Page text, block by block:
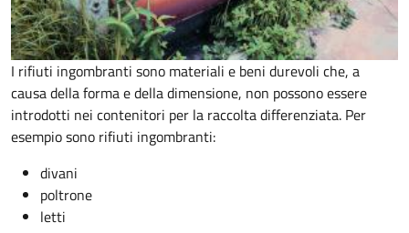
I rifiuti ingombranti sono materiali e beni durevoli che, a
causa della forma e della dimensione, non possono essere
introdotti nei contenitori per la raccolta differenziata. Per
esempio sono rifiuti ingombranti:
divani
poltrone
letti